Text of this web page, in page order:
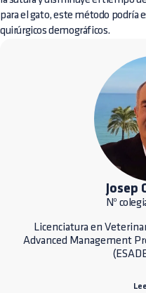
para el gato, este método podría
quirúrgicos demográficos.
Josep
Nº
Licenciatura en
Advanced Management